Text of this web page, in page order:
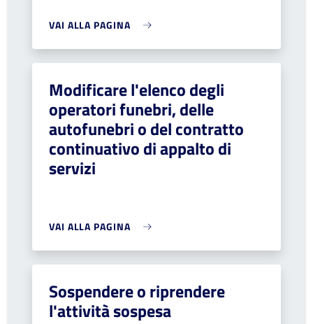
VAI ALLA PAGINA
Modificare l'elenco degli
operatori funebri, delle
autofunebri o del contratto
continuativo di appalto di
servizi
VAI ALLA PAGINA
Sospendere o riprendere
l'attività sospesa